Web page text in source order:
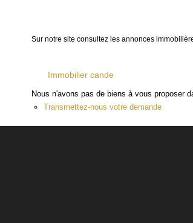
Sur notre site consultez les annonces
Immobilier cande
Nous n'avons pas de biens à vous proposer
Transmettez-nous votre demande